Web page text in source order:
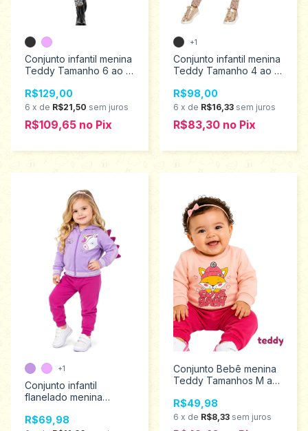
Conjunto infantil menina
Teddy Tamanho 6 ao 12
R$129,00
6 x de R$21,50 sem juros
R$109,65 no Pix
Conjunto infantil menina
Teddy Tamanho 4 ao 8
R$98,00
6 x de R$16,33 sem juros
R$83,30 no Pix
+1
Conjunto infantil
flanelado menina
18611
R$69,98
+1
Conjunto Bebê menina
Teddy Tamanhos M ao
R$49,98
6 x de R$8,33 sem juros